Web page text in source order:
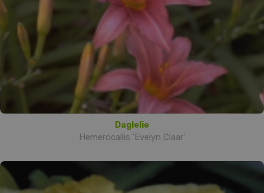
Daglelie
Hemerocallis 'Evelyn Claar'